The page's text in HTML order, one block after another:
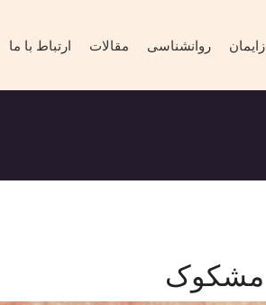
روانشناسی مقالات ارتباط با ما
مشکوک